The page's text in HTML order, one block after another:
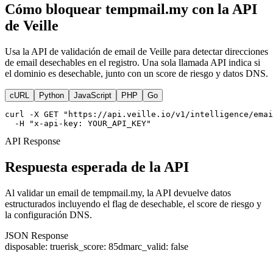
Cómo bloquear tempmail.my con la API
de Veille
Usa la API de validación de email de Veille para detectar direcciones
de email desechables en el registro. Una sola llamada API indica si
el dominio es desechable, junto con un score de riesgo y datos DNS.
cURL Python JavaScript PHP Go
curl -X GET "https://api.veille.io/v1/intelligence/
  -H "x-api-key: YOUR_API_KEY"
API Response
Respuesta esperada de la API
Al validar un email de tempmail.my, la API devuelve datos
estructurados incluyendo el flag de desechable, el score de riesgo y
la configuración DNS.
JSON Response
disposable: truerisk_score: 85dmarc_valid: false